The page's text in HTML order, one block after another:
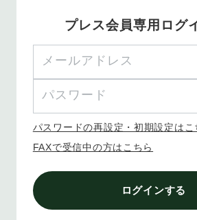
プレス会員専用ログ
パスワードの再設定・初期設定はこ
FAXで受信中の方はこちら
ログインする